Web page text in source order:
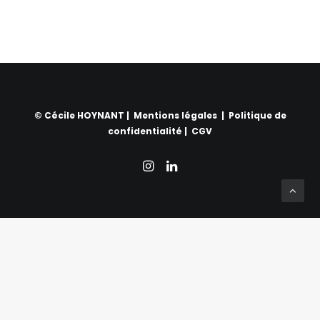
© Cécile HOYNANT | Mentions légales| Politique de
confidentialité | CGV